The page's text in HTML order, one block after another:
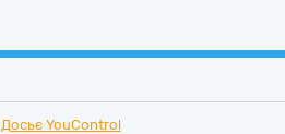
Досьє YouControl